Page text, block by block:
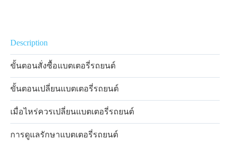
Description
ขั้นตอนสั่งซื้อแบตเตอรี่รถยนต์
ขั้นตอนเปลี่ยนแบตเตอรี่รถยนต์
เมื่อไหร่ควรเปลี่ยนแบตเตอรี่รถยนต์
การดูแลรักษาแบตเตอรี่รถยนต์